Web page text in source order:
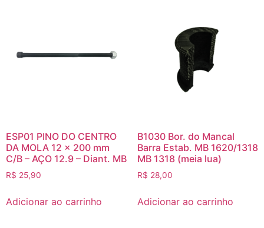
ESP01 PINO DO CENTRO
DA MOLA 12 x 200 mm
C/B – AÇO 12.9 – Diant. MB
R$ 25,90
Adicionar ao carrinho
B1030 Bor. do Mancal
Barra Estab. MB 1620/1318
MB 1318 (meia lua)
R$ 28,00
Adicionar ao carrinho